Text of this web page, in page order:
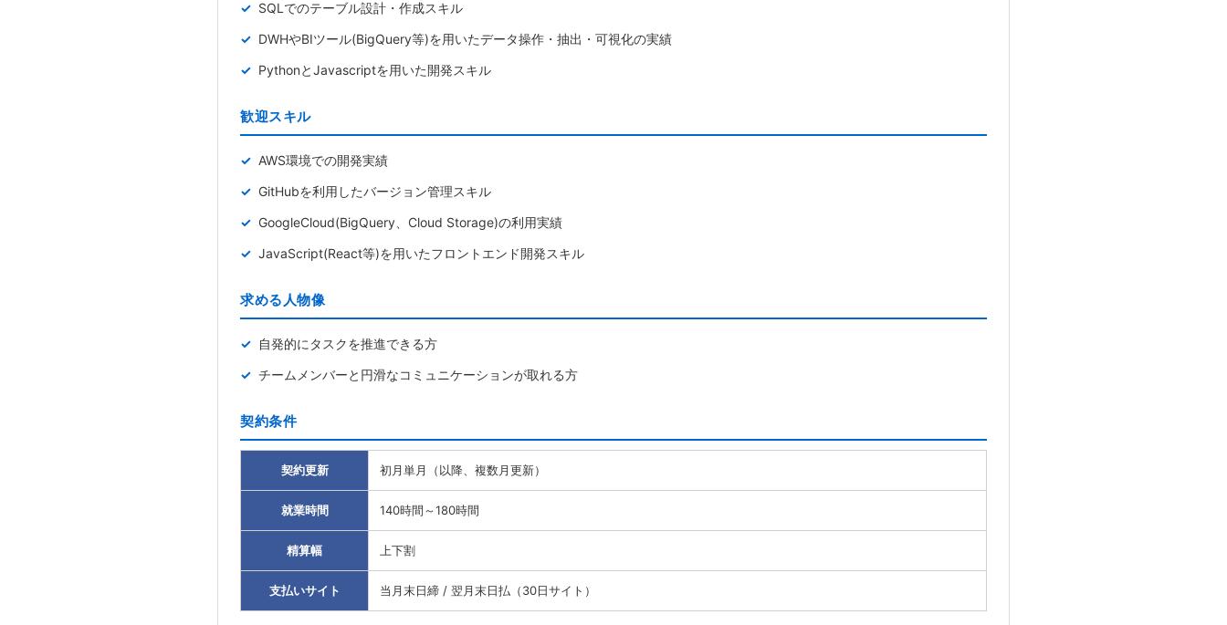
SQLでのテーブル設計・作成スキル
DWHやBIツール(BigQuery等)を用いたデータ操作・抽出・可視化の実績
PythonとJavascriptを用いた開発スキル
歓迎スキル
AWS環境での開発実績
GitHubを利用したバージョン管理スキル
GoogleCloud(BigQuery、Cloud Storage)の利用実績
JavaScript(React等)を用いたフロントエンド開発スキル
求める人物像
自発的にタスクを推進できる方
チームメンバーと円滑なコミュニケーションが取れる方
契約条件
契約更新 初月単月（以降、複数月更新）
就業時間 140時間～180時間
精算幅 上下割
支払いサイト 当月末日締 / 翌月末日払（30日サイト）